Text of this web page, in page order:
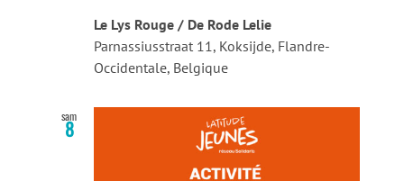
Le Lys Rouge / De Rode Lelie
Parnassiusstraat 11, Koksijde, Flandre-
Occidentale, Belgique
sam
8